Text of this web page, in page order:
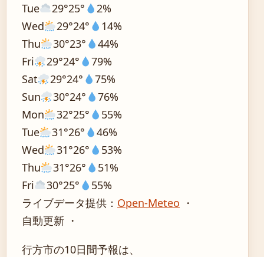
Tue
29°25°
2%
Wed
29°24°
14%
Thu
30°23°
44%
Fri
29°24°
79%
Sat
29°24°
75%
Sun
30°24°
76%
Mon
32°25°
55%
Tue
31°26°
46%
Wed
31°26°
53%
Thu
31°26°
51%
Fri
30°25°
55%
ライブデータ提供： Open-Meteo ・
自動更新 ・
行方市の10日間予報は、